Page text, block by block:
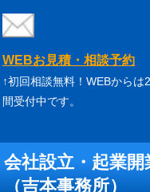
WEBお見積・相談予約
↑初回相談無料！WEBからは
間受付中です。
会社設立・起業
（吉本事務所）